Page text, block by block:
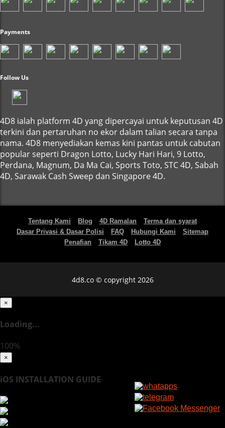
Payments
Follow Us
4D8 ialah platform 4D yang dipercayai untuk keputusan 4D
terkini dan pertaruhan no ekor dalam talian secara tanpa
nama. 4D8 menyediakan kemas kini pantas untuk cabutan
popular seperti Dragon Lotto, Lucky Hari Hari, 9 Lotto,
Perdana, Magnum, Da Ma Cai, Sports Toto, STC 4D, Sabah
4D, Sarawak Cash Sweep dan Singapore 4D.
Tentang Kami Blog 4D Ramalan
Terma dan syarat
Dasar Privasi & Dasar Polisi
FAQ Hubungi Kami
Sitemap
Penafian
Tikam 4D Lotto 4D
4d8.co © copyright 2026
×
Loading...
100%
×
iOS INSTALLATION GUIDE